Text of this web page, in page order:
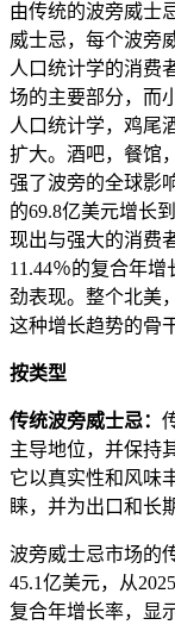
由传统的波旁威士
威士忌，每个波旁
人口统计学的消费
场的主要部分，而
人口统计学，鸡尾
扩大。酒吧，餐馆
强了波旁的全球影
的69.8亿美元增长
现出与强大的消费
11.44％的复合年
劲表现。整个北美
这种增长趋势的骨
按类型
传统波旁威士忌：
主导地位，并保持
它以真实性和风味
睐，并为出口和长
波旁威士忌市场的
45.1亿美元，从
复合年增长率，显